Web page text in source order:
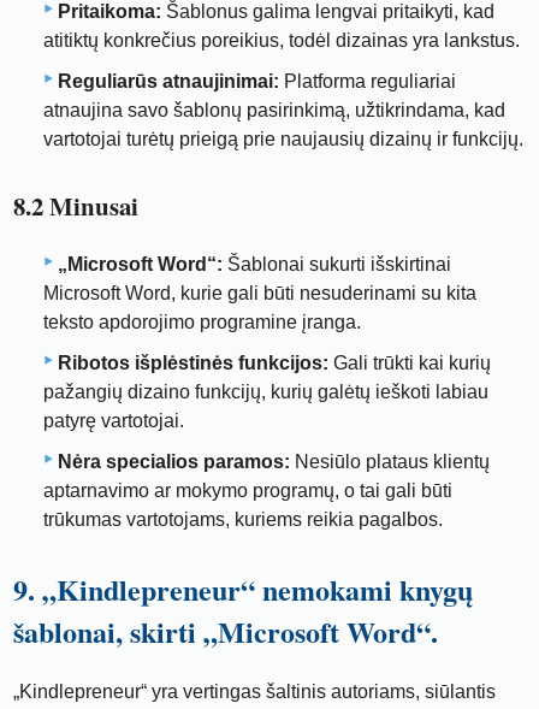
Pritaikoma: Šablonus galima lengvai pritaikyti, kad
atitiktų konkrečius poreikius, todėl dizainas yra lankstus.
Reguliarūs atnaujinimai: Platforma reguliariai
atnaujina savo šablonų pasirinkimą, užtikrindama, kad
vartotojai turėtų prieigą prie naujausių dizainų ir funkcijų.
8.2 Minusai
„Microsoft Word“: Šablonai sukurti išskirtinai
Microsoft Word, kurie gali būti nesuderinami su kita
teksto apdorojimo programine įranga.
Ribotos išplėstinės funkcijos: Gali trūkti kai kurių
pažangių dizaino funkcijų, kurių galėtų ieškoti labiau
patyrę vartotojai.
Nėra specialios paramos: Nesiūlo plataus klientų
aptarnavimo ar mokymo programų, o tai gali būti
trūkumas vartotojams, kuriems reikia pagalbos.
9. „Kindlepreneur“ nemokami knygų
šablonai, skirti „Microsoft Word“.
„Kindlepreneur“ yra vertingas šaltinis autoriams, siūlantis